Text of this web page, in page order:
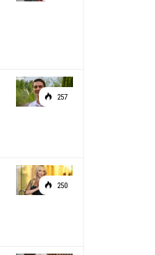
257
250